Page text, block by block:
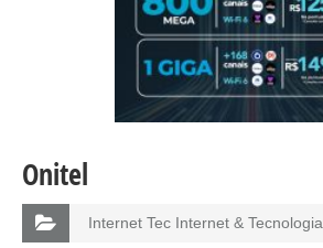
Onitel
Internet Tec Internet & Tecnologia